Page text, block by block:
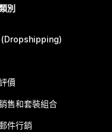
別
(Dropshipping)
價
售和套裝組合
件行銷